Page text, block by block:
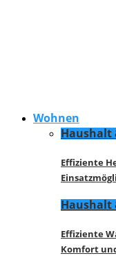
Wohnen
Haushalt
Effiziente
Haushalt
Effiziente
Komfort